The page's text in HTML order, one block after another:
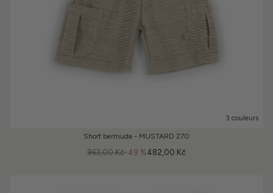
3 couleurs
Short bermuda - MUSTARD 270
-49 %
963,00 Kč 482,00 Kč